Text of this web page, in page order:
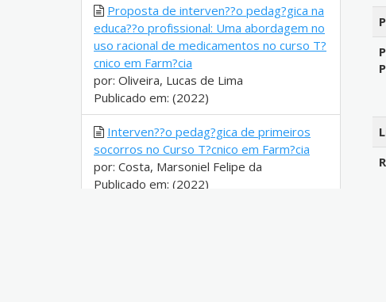
Proposta de interven??o pedag?gica na
educa??o profissional: Uma abordagem no
uso racional de medicamentos no curso T?
cnico em Farm?cia
por: Oliveira, Lucas de Lima
Publicado em: (2022)
Interven??o pedag?gica de primeiros
socorros no Curso T?cnico em Farm?cia
por: Costa, Marsoniel Felipe da
Publicado em: (2022)